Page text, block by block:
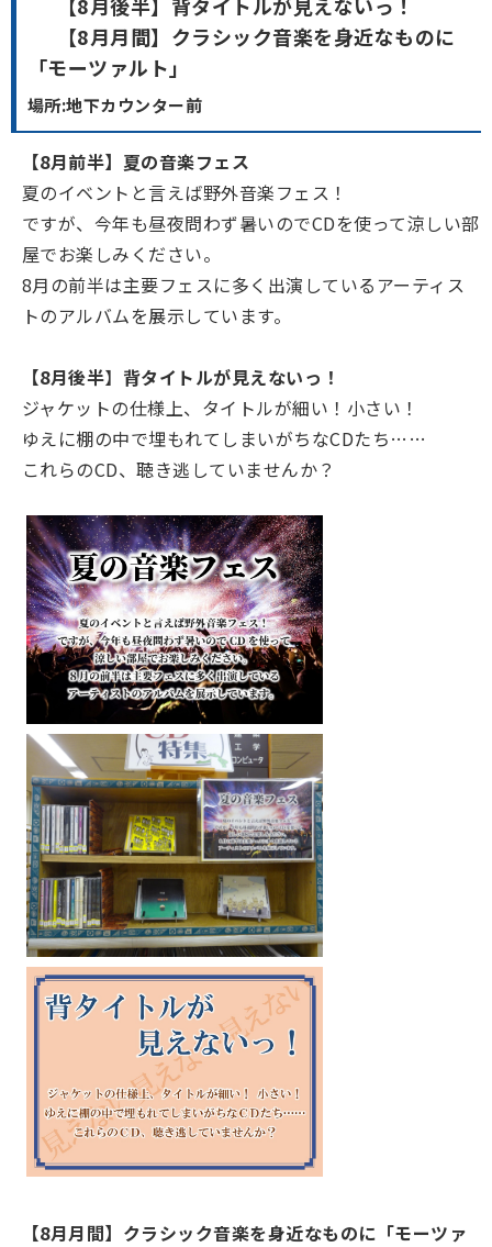
【8月月間】クラシック音楽を身近なものに
「モーツァルト」
場所:地下カウンター前
【8月前半】夏の音楽フェス
夏のイベントと言えば野外音楽フェス！
ですが、今年も昼夜問わず暑いのでCDを使って涼しい部
屋でお楽しみください。
8月の前半は主要フェスに多く出演しているアーティス
トのアルバムを展示しています。
【8月後半】 背タイトルが見えないっ！
ジャケットの仕様上、タイトルが細い！小さい！
ゆえに棚の中で埋もれてしまいがちなCDたち……
これらのCD、聴き逃していませんか？
【8月月間】クラシック音楽を身近なものに「モーツァ